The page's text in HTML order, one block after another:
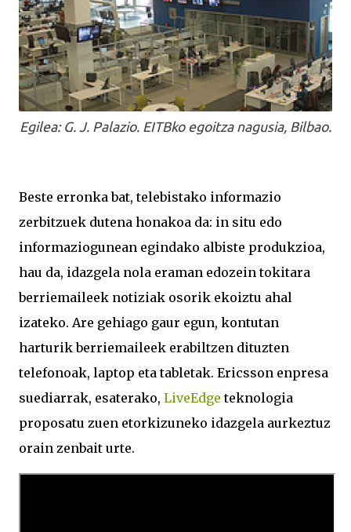
Egilea: G. J. Palazio. EITBko egoitza nagusia, Bilbao.
Beste erronka bat, telebistako informazio
zerbitzuek dutena honakoa da: in situ edo
informaziogunean egindako albiste produkzioa,
hau da, idazgela nola eraman edozein tokitara
berriemaileek notiziak osorik ekoiztu ahal
izateko. Are gehiago gaur egun, kontutan
harturik berriemaileek erabiltzen dituzten
telefonoak, laptop eta tabletak. Ericsson enpresa
suediarrak, esaterako, LiveEdge teknologia
proposatu zuen etorkizuneko idazgela aurkeztuz
orain zenbait urte.